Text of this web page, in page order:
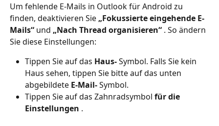
Um fehlende E-Mails in Outlook für Android zu
finden, deaktivieren Sie „Fokussierte eingehende E-
Mails“ und „Nach Thread organisieren“ . So ändern
Sie diese Einstellungen:
Tippen Sie auf das Haus- Symbol. Falls Sie kein
Haus sehen, tippen Sie bitte auf das unten
abgebildete E-Mail- Symbol.
Tippen Sie auf das Zahnradsymbol für die
Einstellungen .